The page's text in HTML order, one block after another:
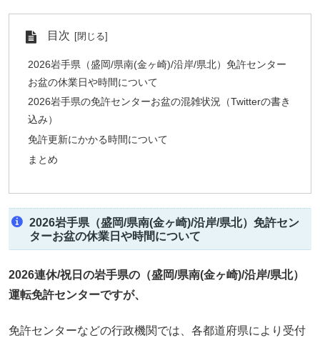
目次
2026岩手県（盛岡/県南(金ヶ崎)/沿岸/県北）免許センター
お盆の休業日や時間について
2026岩手県の免許センターお盆の混雑状況（Twitterの書き
込み）
免許更新にかかる時間について
まとめ
2026岩手県（盛岡/県南(金ヶ崎)/沿岸/県北）免許セン
ターお盆の休業日や時間について
2026連休/祝日の岩手県の（盛岡/県南(金ヶ崎)/沿岸/県北）
運転免許センターですが、
免許センターなどの行政機関では、各都道府県により受付